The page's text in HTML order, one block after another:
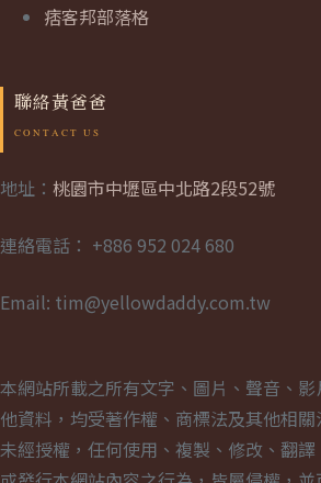
痞客邦部落格
聯絡黃爸爸
地址： 桃園市中壢區中北路2段52號
連絡電話： +886 952 024 680
Email: tim@yellowdaddy.com.tw
本網站所載之所有文字、圖片、聲音、
他資料，均受著作權、商標法及其他相關
未經授權，任何使用、複製、修改、翻